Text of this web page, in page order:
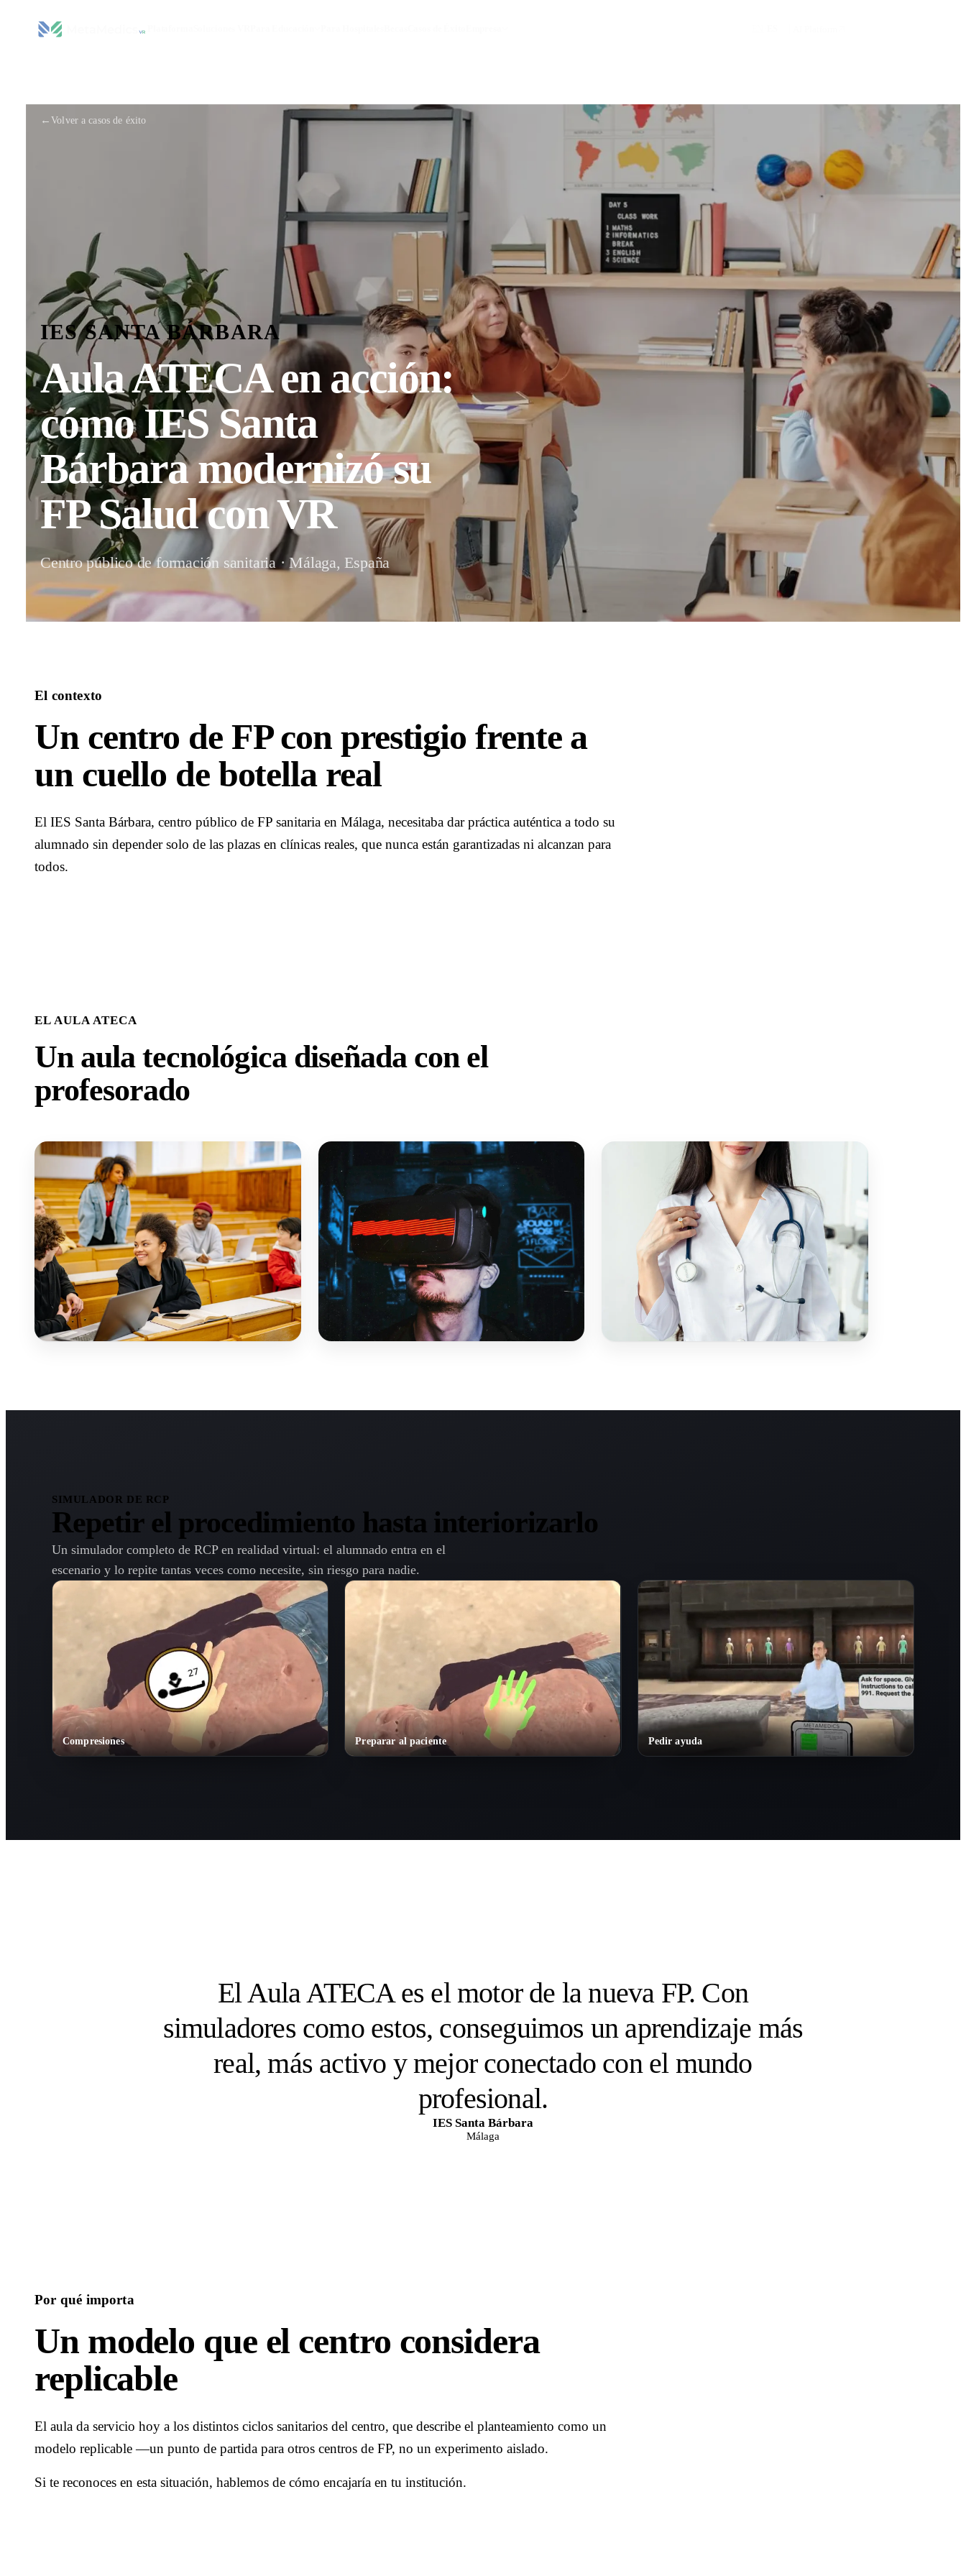
←Volver a casos de éxito
IES SANTA BÁRBARA
Aula ATECA en acción:
cómo IES Santa
Bárbara modernizó su
FP Salud con VR
Centro público de formación sanitaria · Málaga, España
El contexto
Un centro de FP con prestigio frente a
un cuello de botella real
El IES Santa Bárbara, centro público de FP sanitaria en Málaga, necesitaba dar práctica auténtica a todo su
alumnado sin depender solo de las plazas en clínicas reales, que nunca están garantizadas ni alcanzan para
todos.
EL AULA ATECA
Un aula tecnológica diseñada con el
profesorado
SIMULADOR DE RCP
Repetir el procedimiento hasta interiorizarlo
Un simulador completo de RCP en realidad virtual: el alumnado entra en el
escenario y lo repite tantas veces como necesite, sin riesgo para nadie.
Compresiones Preparar al paciente Pedir ayuda
El Aula ATECA es el motor de la nueva FP. Con
simuladores como estos, conseguimos un aprendizaje más
real, más activo y mejor conectado con el mundo
profesional.
IES Santa Bárbara
Málaga
Por qué importa
Un modelo que el centro considera
replicable
El aula da servicio hoy a los distintos ciclos sanitarios del centro, que describe el planteamiento como un
modelo replicable —un punto de partida para otros centros de FP, no un experimento aislado.
Si te reconoces en esta situación, hablemos de cómo encajaría en tu institución.